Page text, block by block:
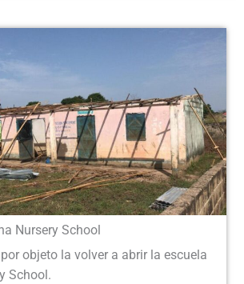
Nursery School​
objeto la volver a abrir la escuela
School.